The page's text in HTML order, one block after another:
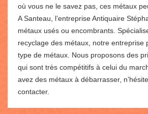
où vous ne le savez pas, ces métaux
A Santeau, l’entreprise Antiquaire
métaux usés ou encombrants.
recyclage des métaux, notre entreprise
type de métaux. Nous proposons des
qui sont très compétitifs à celui du
avez des métaux à débarrasser,
contacter.